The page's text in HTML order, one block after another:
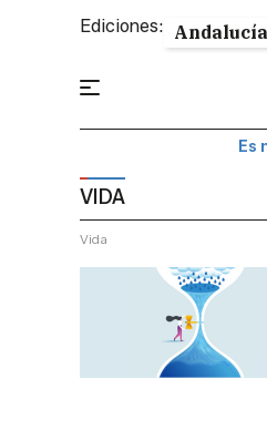
Ediciones:
Es
VIDA
Vida